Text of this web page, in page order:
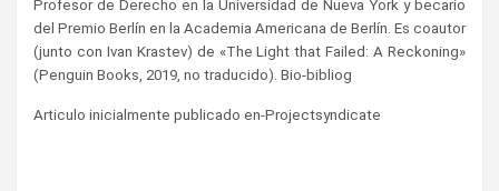
Profesor de Derecho en la Universidad de Nueva York y becario
del Premio Berlín en la Academia Americana de Berlín. Es coautor
(junto con Ivan Krastev) de «The Light that Failed: A Reckoning»
(Penguin Books, 2019, no traducido). Bio-bibliog
Articulo inicialmente publicado en-Projectsyndicate